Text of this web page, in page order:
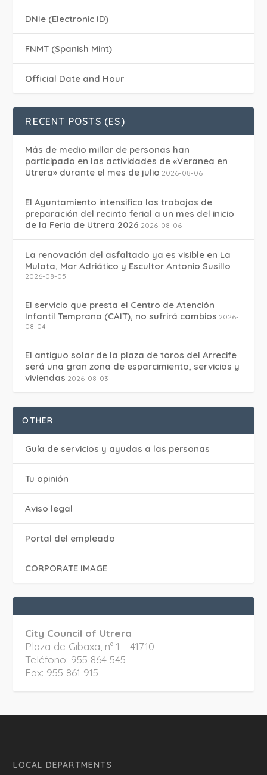
DNIe (Electronic ID)
FNMT (Spanish Mint)
Official Date and Hour
RECENT POSTS (ES)
Más de medio millar de personas han
participado en las actividades de «Veranea en
Utrera» durante el mes de julio 2026-08-06
El Ayuntamiento intensifica los trabajos de
preparación del recinto ferial a un mes del inicio
de la Feria de Utrera 2026 2026-08-06
La renovación del asfaltado ya es visible en La
Mulata, Mar Adriático y Escultor Antonio Susillo
2026-08-05
El servicio que presta el Centro de Atención
Infantil Temprana (CAIT), no sufrirá cambios 2026-
08-04
El antiguo solar de la plaza de toros del Arrecife
será una gran zona de esparcimiento, servicios y
viviendas 2026-08-03
OTHER
Guía de servicios y ayudas a las personas
Tu opinión
Aviso legal
Portal del empleado
CORPORATE IMAGE
City Council of Utrera
Plaza de Gibaxa, nº 1 - 41710
Teléfono: 955 864 545
Fax: 955 861 915
LOCAL DEPARTMENTS